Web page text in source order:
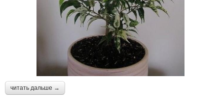
читать дальше →